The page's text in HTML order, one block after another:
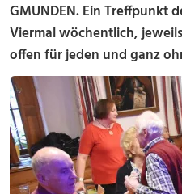
GMUNDEN.Ein Treffpunkt
Viermal wöchentlich,
offen für jeden und ganz